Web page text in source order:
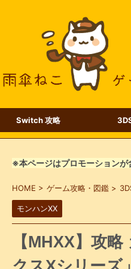
Switch 攻略
※本ページはプロモーションが
HOME > ゲーム攻略・図鑑 >
モンハンXX
【MHXX】攻